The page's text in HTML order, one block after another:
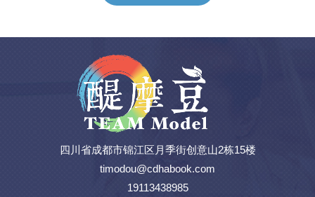
四川省成都市锦江区月季街创意山2栋15楼
timodou@cdhabook.com
19113438985